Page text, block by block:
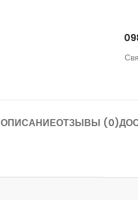
ОПИСАНИЕОТЗЫВЫ (0)